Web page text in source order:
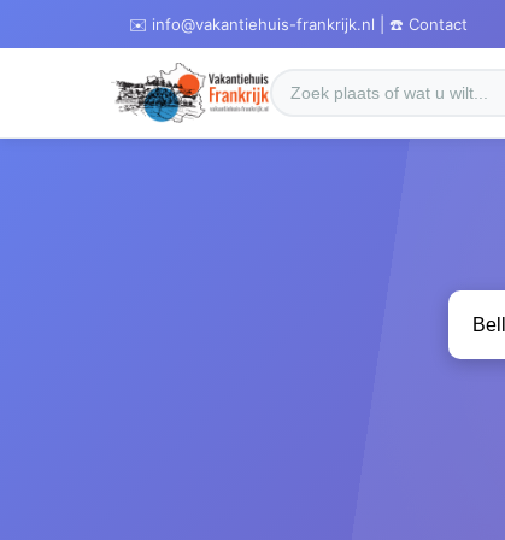
✉️ info@vakantiehuis-frankrijk.nl | ☎️ Contact